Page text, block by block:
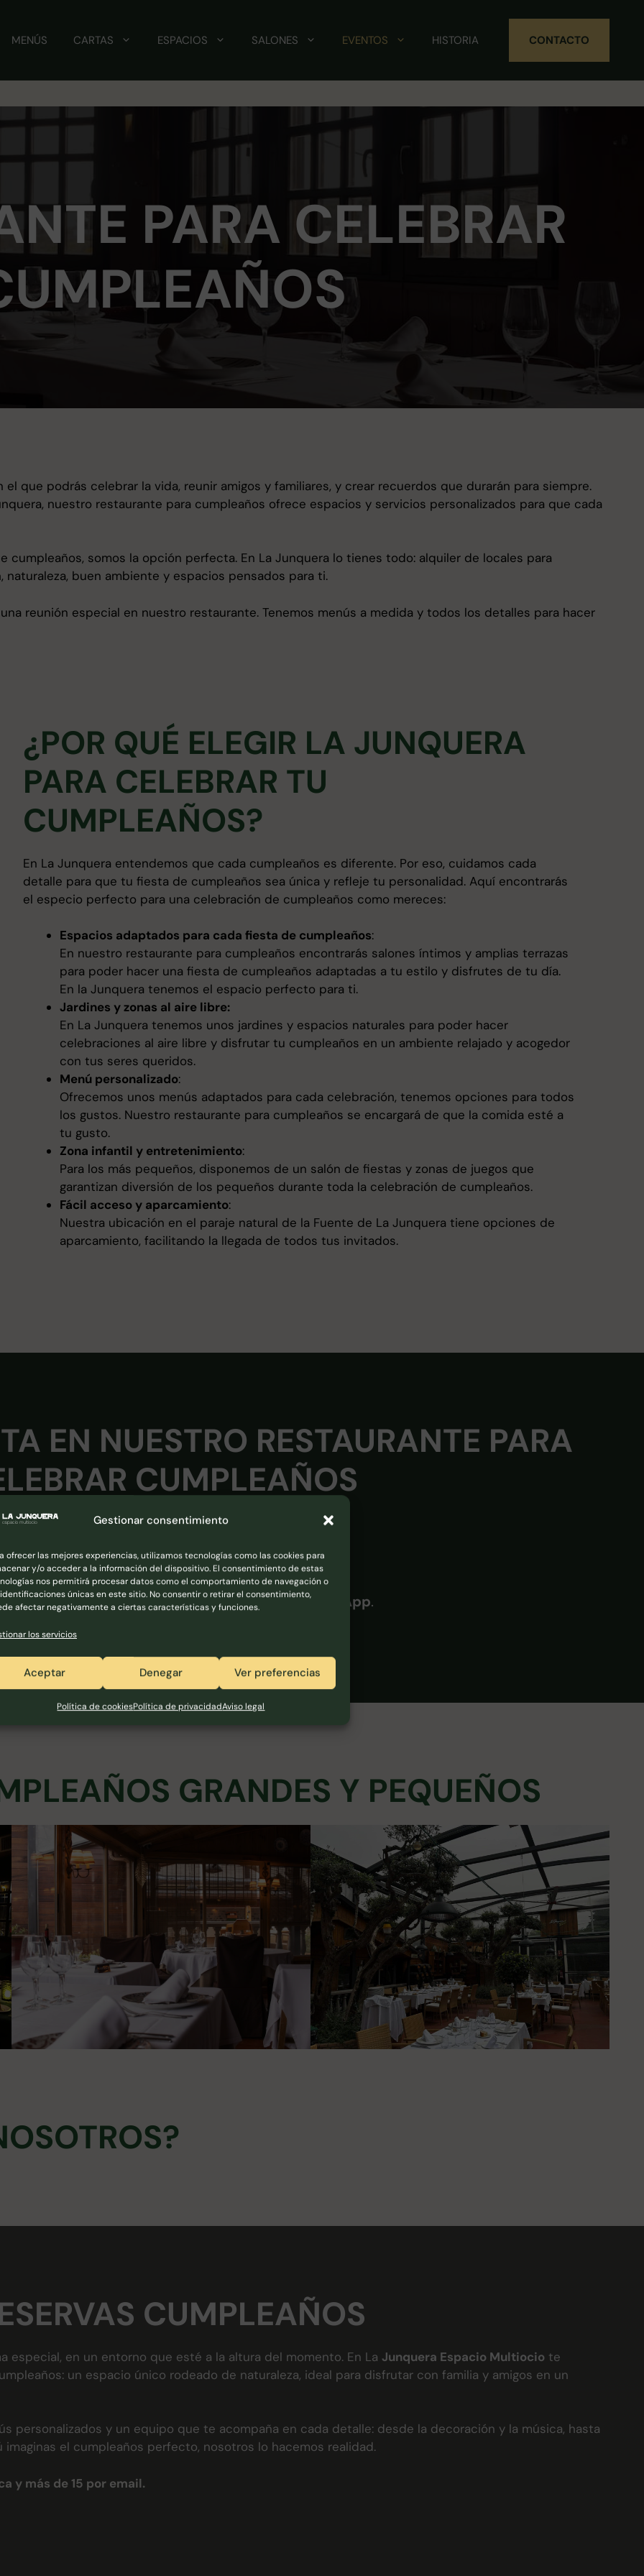
Gestionar consentimiento
ofrecer las mejores experiencias, utilizamos tecnologías como las cookies para
y/o acceder a la información del dispositivo. El consentimiento de estas
nos permitirá procesar datos como el comportamiento de navegación o
únicas en este sitio. No consentir o retirar el consentimiento,
afectar negativamente a ciertas características y funciones.
los servicios
Aceptar Denegar Ver preferencias
Política de cookiesPolítica de privacidadAviso legal
MENÚS CARTAS ESPACIOS SALONES EVENTOS HISTORIA CONTACTO
PARA CELEBRAR
que podrás celebrar la vida, reunir amigos y familiares, y crear recuerdos que durarán para siempre.
nuestro restaurante para cumpleaños ofrece espacios y servicios personalizados para que cada
somos la opción perfecta. En La Junquera lo tienes todo: alquiler de locales para
buen ambiente y espacios pensados para ti.
reunión especial en nuestro restaurante. Tenemos menús a medida y todos los detalles para hacer
¿POR QUÉ ELEGIR LA JUNQUERA
PARA CELEBRAR TU
CUMPLEAÑOS?
En La Junquera entendemos que cada cumpleaños es diferente. Por eso, cuidamos cada
detalle para que tu fiesta de cumpleaños sea única y refleje tu personalidad. Aquí encontrarás
el especio perfecto para una celebración de cumpleaños como mereces:
Espacios adaptados para cada fiesta de cumpleaños:
En nuestro restaurante para cumpleaños encontrarás salones íntimos y amplias terrazas
para poder hacer una fiesta de cumpleaños adaptadas a tu estilo y disfrutes de tu día.
En la Junquera tenemos el espacio perfecto para ti.
Jardines y zonas al aire libre:
En La Junquera tenemos unos jardines y espacios naturales para poder hacer
celebraciones al aire libre y disfrutar tu cumpleaños en un ambiente relajado y acogedor
con tus seres queridos.
Menú personalizado:
Ofrecemos unos menús adaptados para cada celebración, tenemos opciones para todos
los gustos. Nuestro restaurante para cumpleaños se encargará de que la comida esté a
tu gusto.
Zona infantil y entretenimiento:
Para los más pequeños, disponemos de un salón de fiestas y zonas de juegos que
garantizan diversión de los pequeños durante toda la celebración de cumpleaños.
Fácil acceso y aparcamiento:
Nuestra ubicación en el paraje natural de la Fuente de La Junquera tiene opciones de
aparcamiento, facilitando la llegada de todos tus invitados.
EN NUESTRO RESTAURANTE PARA
CUMPLEAÑOS
tipo de reservas puedes contactarnos porWhatsApp.
GRANDES Y PEQUEÑOS
CUMPLEAÑOS
especial, en un entorno que esté a la altura del momento. En La Junquera Espacio Multiocio te
un espacio único rodeado de naturaleza, ideal para disfrutar con familia y amigos en un
personalizados y un equipo que te acompaña en cada detalle: desde la decoración y la música, hasta
el cumpleaños perfecto, nosotros lo hacemos realidad.
y más de 15 por email.